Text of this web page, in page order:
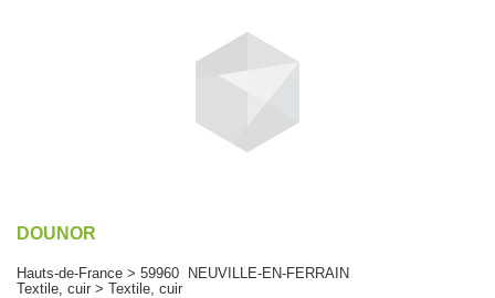
DOUNOR
Hauts-de-France > 59960 NEUVILLE-EN-FERRAIN
Textile, cuir > Textile, cuir